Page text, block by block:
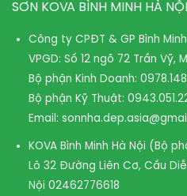
SƠN KOVA BÌNH MINH HÀ NỘI
Công ty CPĐT & GP Bình Minh
VPGD: Số 12 ngõ 72 Trần Vỹ,
Bộ phận Kinh Doanh:
Bộ phận Kỹ Thuật:
Email:
KOVA Bình Minh Hà Nội (Bộ
Lô 32 Đường Liên Cơ, Cầu
Nội 02462776618